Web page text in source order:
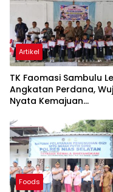
Artikel
TK Faomasi Sambulu
Angkatan Perdana,
Nyata Kemajuan
di Nias Selatan
Foods